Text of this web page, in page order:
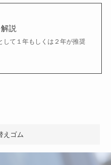
説
して１年もしくは２年が推奨
えゴム